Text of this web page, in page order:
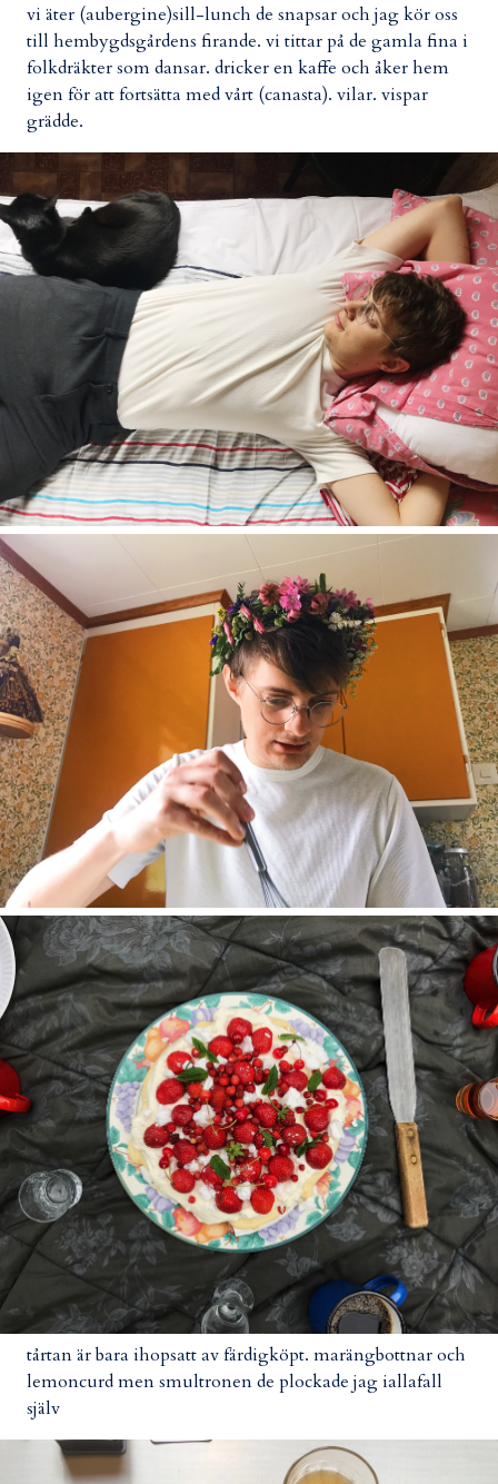
vi äter (aubergine)sill-lunch de snapsar och jag kör oss
till hembygdsgårdens firande. vi tittar på de gamla fina i
folkdräkter som dansar. dricker en kaffe och åker hem
igen för att fortsätta med vårt (canasta). vilar. vispar
grädde.
tårtan är bara ihopsatt av färdigköpt. marängbottnar och
lemoncurd men smultronen de plockade jag iallafall
själv